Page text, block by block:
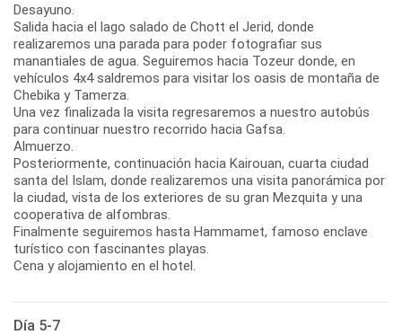
Desayuno.
Salida hacia el lago salado de Chott el Jerid, donde
realizaremos una parada para poder fotografiar sus
manantiales de agua. Seguiremos hacia Tozeur donde, en
vehículos 4x4 saldremos para visitar los oasis de montaña de
Chebika y Tamerza.
Una vez finalizada la visita regresaremos a nuestro autobús
para continuar nuestro recorrido hacia Gafsa.
Almuerzo.
Posteriormente, continuación hacia Kairouan, cuarta ciudad
santa del Islam, donde realizaremos una visita panorámica por
la ciudad, vista de los exteriores de su gran Mezquita y una
cooperativa de alfombras.
Finalmente seguiremos hasta Hammamet, famoso enclave
turístico con fascinantes playas.
Cena y alojamiento en el hotel.
Día 5-7